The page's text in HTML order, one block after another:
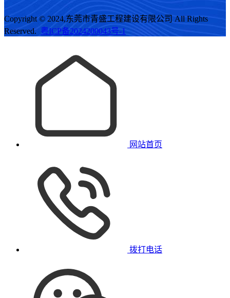
Copyright © 2024,东莞市青盛工程建设有限公司 All Rights
Reserved. 粤ICP备2024200043号-1
网站首页
拨打电话